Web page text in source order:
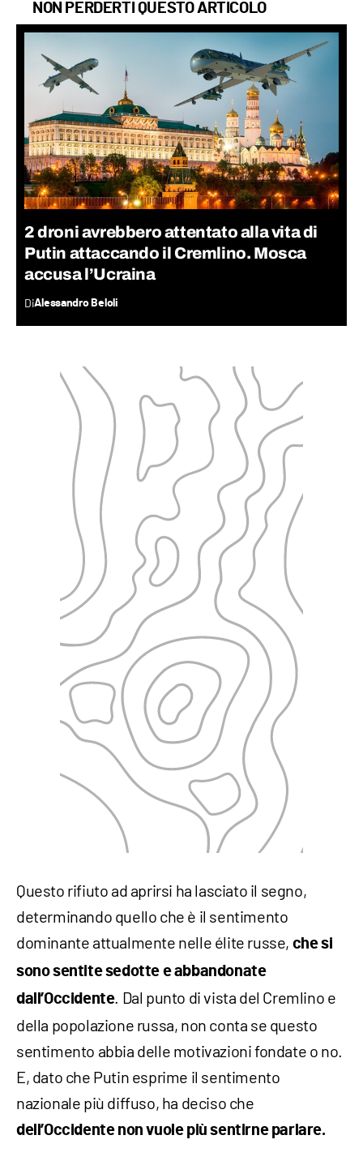
NON PERDERTI QUESTO ARTICOLO
2 droni avrebbero attentato alla vita di
Putin attaccando il Cremlino. Mosca
accusa l’Ucraina
DiAlessandro Beloli
Questo rifiuto ad aprirsi ha lasciato il segno,
determinando quello che è il sentimento
dominante attualmente nelle élite russe, che si
sono sentite sedotte e abbandonate
dall’Occidente. Dal punto di vista del Cremlino e
della popolazione russa, non conta se questo
sentimento abbia delle motivazioni fondate o no.
E, dato che Putin esprime il sentimento
nazionale più diffuso, ha deciso che
dell’Occidente non vuole più sentirne parlare.